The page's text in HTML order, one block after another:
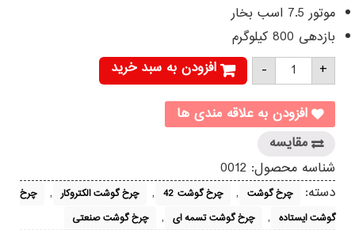
موتور 7.5 اسب بخار
بازدهی 800 کیلوگرم
- چرخ
گوشت
تسمه
ای
الکتروکار
EC06
عدد
+
افزودن به سبد خرید
افزودن به علاقه مندی ها
مقایسه
شناسه محصول: 0012
دسته:
چرخ گوشت , چرخ گوشت 42 , چرخ گوشت الکتروکار ,
چرخ
گوشت ایستاده , چرخ گوشت تسمه ای , چرخ گوشت صنعتی